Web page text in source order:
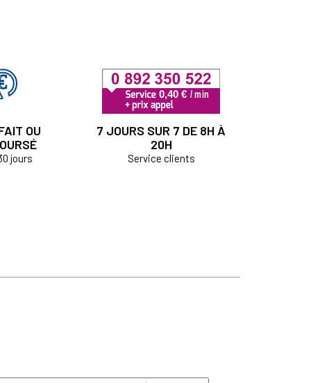
OU
jours
7 JOURS SUR 7 DE 8H À
20H
Service clients